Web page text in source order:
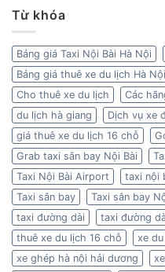
Từ khóa
Bảng giá Taxi Nội Bài Hà Nội
Bảng giá thuê xe du lịch Hà Nội
Cho thuê xe du lịch
Các
du lịch hà giang
Dịch vụ xe
giá thuê xe du lịch 16 chỗ
Grab taxi sân bay Nội Bài
Taxi Nội Bài Airport
taxi nội
Taxi sân bay
Taxi sân bay
taxi đường dài
taxi đường
thuê xe du lịch 16 chỗ
xe
xe ghép hà nội hải dương